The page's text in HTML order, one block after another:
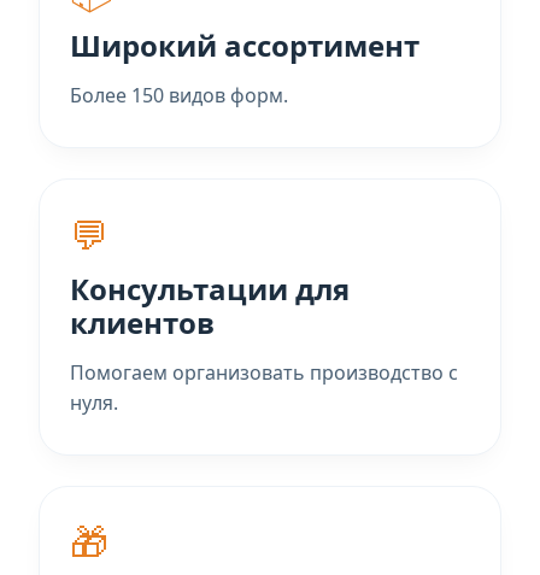
Широкий ассортимент
Более 150 видов форм.
💬
Консультации для
клиентов
Помогаем организовать производство с
нуля.
🎁